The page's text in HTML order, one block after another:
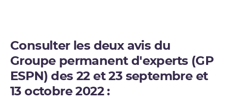
Consulter les deux avis du
Groupe permanent d'experts (GP
ESPN) des 22 et 23 septembre et
13 octobre 2022 :